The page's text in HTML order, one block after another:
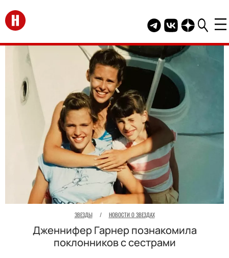
Перейти на главную
Telegram канал
Группа HELLO
Канал
ЗВЕЗДЫ / НОВОСТИ О ЗВЕЗДАХ
Дженнифер Гарнер познакомила
поклонников с сестрами